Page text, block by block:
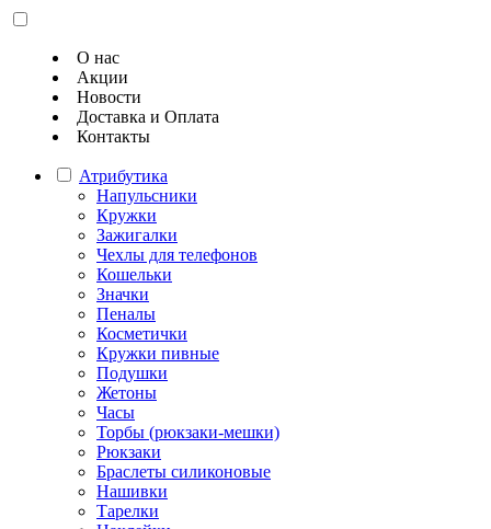
О нас
Акции
Новости
Доставка и Оплата
Контакты
Атрибутика
Напульсники
Кружки
Зажигалки
Чехлы для телефонов
Кошельки
Значки
Пеналы
Косметички
Кружки пивные
Подушки
Жетоны
Часы
Торбы (рюкзаки-мешки)
Рюкзаки
Браслеты силиконовые
Нашивки
Тарелки